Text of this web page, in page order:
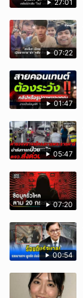
27:01
07:22
01:47
05:47
07:20
00:54